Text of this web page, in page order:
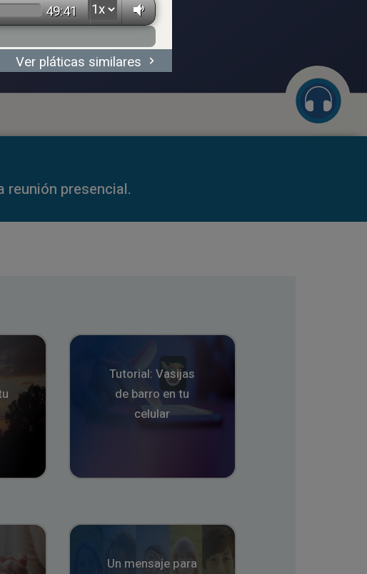
presencial.
Tutorial: Vasijas
de barro en tu
celular
Un mensaje para
49:41
Ver pláticas similares